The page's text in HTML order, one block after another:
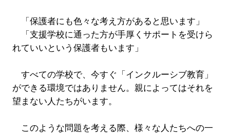
「保護者にも色々な考え方があると思います」
「支援学校に通った方が手厚くサポートを受けら
れていいという保護者もいます」
すべての学校で、今すぐ「インクルーシブ教育」
ができる環境ではありません。親によってはそれを
望まない人たちがいます。
このような問題を考える際、様々な人たちへの一